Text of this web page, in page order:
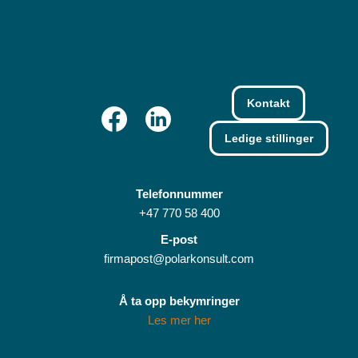
Kontakt
Ledige stillinger
Telefonnummer
+47 770 58 400
E-post
firmapost@polarkonsult.com
Å ta opp bekymringer
Les mer her